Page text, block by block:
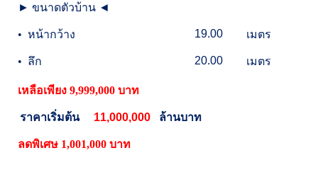
► ขนาดตัวบ้าน ◄
• หน้ากว้าง 19.00 เมตร
• ลึก 20.00 เมตร
เหลือเพียง 9,999,000 บาท
ราคาเริ่มต้น 11,000,000 ล้านบาท
ลดพิเศษ 1,001,000 บาท